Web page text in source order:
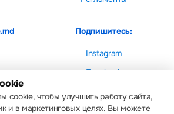
Подпишитесь:
Instagram
Facebook
cookie, чтобы улучшить работу сайта,
и в маркетинговых целях. Вы можете